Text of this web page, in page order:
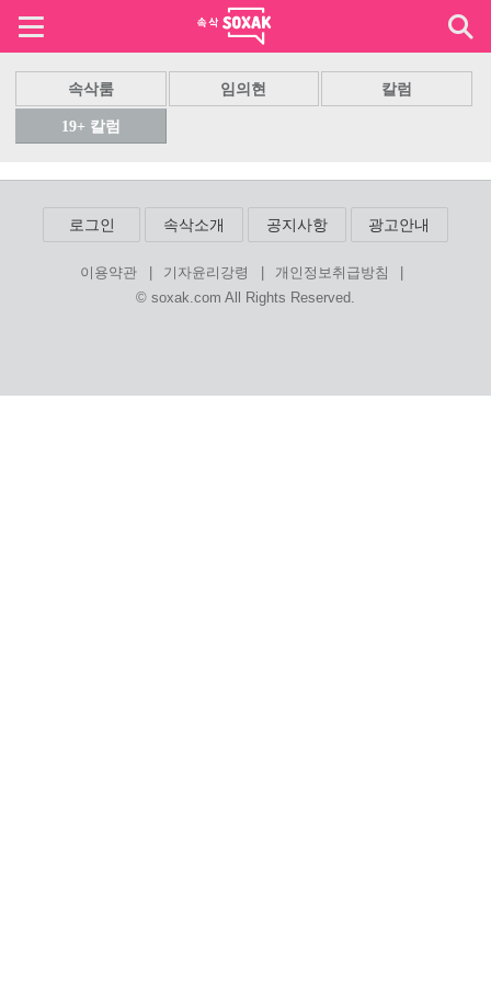
속삭룸 임의현 칼럼
19+ 칼럼
로그인 속삭소개 공지사항 광고안내
이용약관 기자윤리강령 개인정보취급방침
© soxak.com All Rights Reserved.